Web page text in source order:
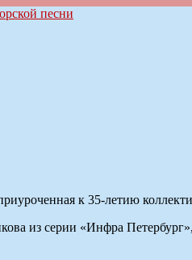
к 35-летию
серии «Инфра Петербург»,